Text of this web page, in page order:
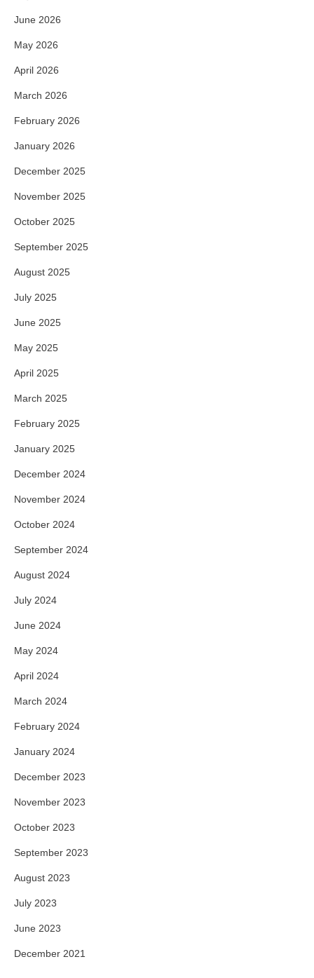
June 2026
May 2026
April 2026
March 2026
February 2026
January 2026
December 2025
November 2025
October 2025
September 2025
August 2025
July 2025
June 2025
May 2025
April 2025
March 2025
February 2025
January 2025
December 2024
November 2024
October 2024
September 2024
August 2024
July 2024
June 2024
May 2024
April 2024
March 2024
February 2024
January 2024
December 2023
November 2023
October 2023
September 2023
August 2023
July 2023
June 2023
December 2021